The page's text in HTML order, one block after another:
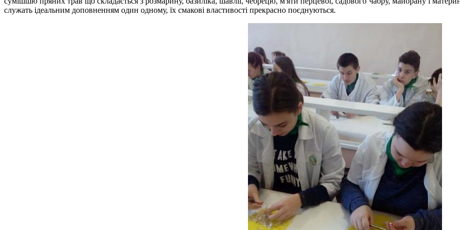
служать ідеальним доповненням один одному, їх смакові властивості прекрасно поєднуються.